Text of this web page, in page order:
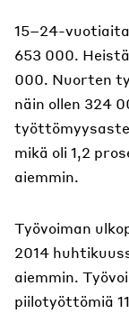
15–24-
653 000.
000. Nuorten
näin ollen 324
mikä oli 1,2
aiemmin.
Työvoiman
2014
aiemmin.
piilotyöttömiä